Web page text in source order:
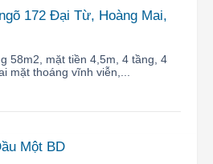
172 Đại Từ, Hoàng Mai,
58m2, mặt tiền 4,5m, 4 tầng, 4
mặt thoáng vĩnh viễn,...
Một BD